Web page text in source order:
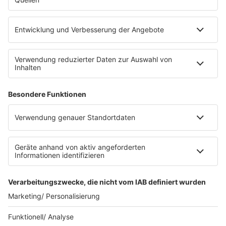
eröffnet. Direkt an der Medizinischen Klinik bietet es
E-Bikes über eine Photovoltaikanlage auf dem …
Impressum
Datenschutzerklärung
Datenschutzeinstellungen